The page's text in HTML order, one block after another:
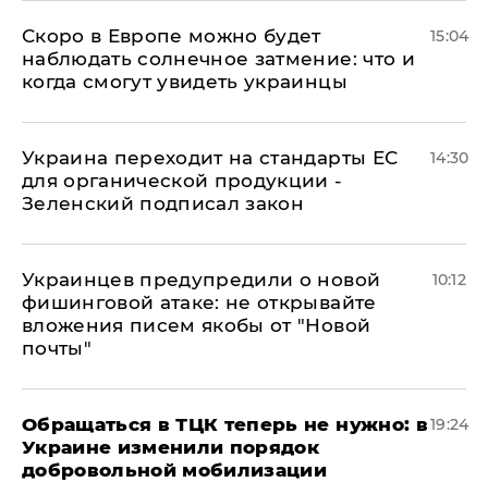
Скоро в Европе можно будет
наблюдать солнечное затмение: что и
когда смогут увидеть украинцы
15:04
Украина переходит на стандарты ЕС
для органической продукции -
Зеленский подписал закон
14:30
Украинцев предупредили о новой
фишинговой атаке: не открывайте
вложения писем якобы от "Новой
почты"
10:12
Обращаться в ТЦК теперь не нужно: в
Украине изменили порядок
добровольной мобилизации
19:24